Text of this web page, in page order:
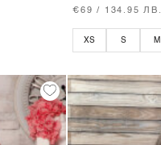
€69 / 134.95 ЛВ.
XS S M